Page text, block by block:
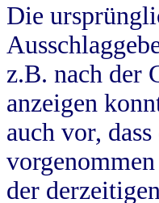
Die
z.B. nach der
anzeigen
auch vor,
der